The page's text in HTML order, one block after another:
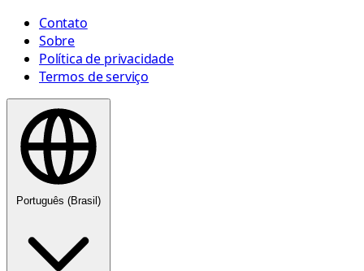
Contato
Sobre
Política de privacidade
Termos de serviço
Português (Brasil)